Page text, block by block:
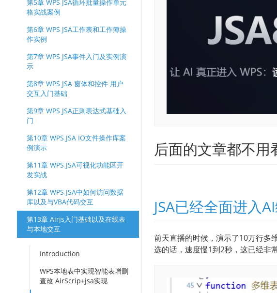
第5章 WPS JSA循环批量操作单元
格实战案例
第6章 WPS JSA工作表和工作簿操
作实例
第7章 WPS JSA事件入门及实例演
示
第8章 WPS JSA 窗体和控件 用户
交互入门基础
第9章 WPS JSA正则表达式基础入
门
第10章 WPS JSA IO文件操作库案
例演示
第11章 WPS JSA可视化功能区开
发实战
第12章 WPS JSA中如何访问数据
库以及与VBA代码交互
第13章 Airjs入门基础以及在线表
与本地交互
Introduction
WPS本地表中实现智能表增删
查改 AirScrip+jsa实现
后面的文章都不用
JSA已经全面进入
前天直播的时候，演示了10万行多
选的话，速度慢1到2秒，这已经非